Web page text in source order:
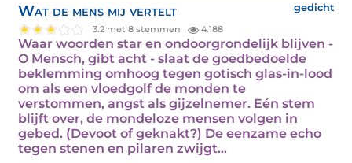
Wat de mens mij vertelt gedicht
3.2 met 8 stemmen 4.188
Waar woorden star en ondoorgrondelijk blijven -
O Mensch, gibt acht - slaat de goedbedoelde
beklemming omhoog tegen gotisch glas-in-lood
om als een vloedgolf de monden te
verstommen, angst als gijzelnemer. Eén stem
blijft over, de mondeloze mensen volgen in
gebed. (Devoot of geknakt?) De eenzame echo
tegen stenen en pilaren zwijgt…